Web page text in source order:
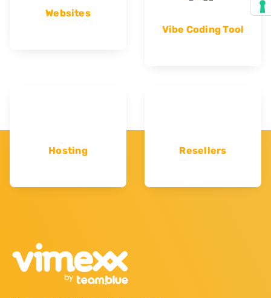
Websites
Vibe Coding Tool
Hosting Resellers